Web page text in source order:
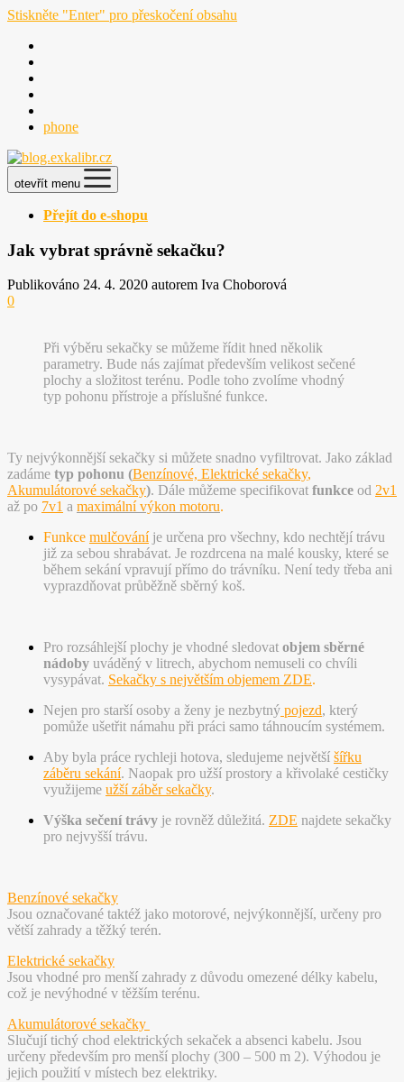
Stiskněte "Enter" pro přeskočení obsahu
phone
otevřít menu
Přejít do e-shopu
Jak vybrat správně sekačku?
Publikováno 24. 4. 2020 autorem Iva Choborová
0
Při výběru sekačky se můžeme řídit hned několik
parametry. Bude nás zajímat především velikost sečené
plochy a složitost terénu. Podle toho zvolíme vhodný
typ pohonu přístroje a příslušné funkce.
Ty nejvýkonnější sekačky si můžete snadno vyfiltrovat. Jako základ
zadáme typ pohonu (Benzínové, Elektrické sekačky,
Akumulátorové sekačky). Dále můžeme specifikovat funkce od 2v1
až po 7v1 a maximální výkon motoru.
Funkce mulčování je určena pro všechny, kdo nechtějí trávu
již za sebou shrabávat. Je rozdrcena na malé kousky, které se
během sekání vpravují přímo do trávníku. Není tedy třeba ani
vyprazdňovat průběžně sběrný koš.
Pro rozsáhlejší plochy je vhodné sledovat objem sběrné
nádoby uváděný v litrech, abychom nemuseli co chvíli
vysypávat. Sekačky s největším objemem ZDE.
Nejen pro starší osoby a ženy je nezbytný pojezd, který
pomůže ušetřit námahu při práci samo táhnoucím systémem.
Aby byla práce rychleji hotova, sledujeme největší šířku
záběru sekání. Naopak pro užší prostory a křivolaké cestičky
využijeme užší záběr sekačky.
Výška sečení trávy je rovněž důležitá. ZDE najdete sekačky
pro nejvyšší trávu.
Benzínové sekačky
Jsou označované taktéž jako motorové, nejvýkonnější, určeny pro
větší zahrady a těžký terén.
Elektrické sekačky
Jsou vhodné pro menší zahrady z důvodu omezené délky kabelu,
což je nevýhodné v těžším terénu.
Akumulátorové sekačky
Slučují tichý chod elektrických sekaček a absenci kabelu. Jsou
určeny především pro menší plochy (300 – 500 m 2). Výhodou je
jejich použití v místech bez elektriky.